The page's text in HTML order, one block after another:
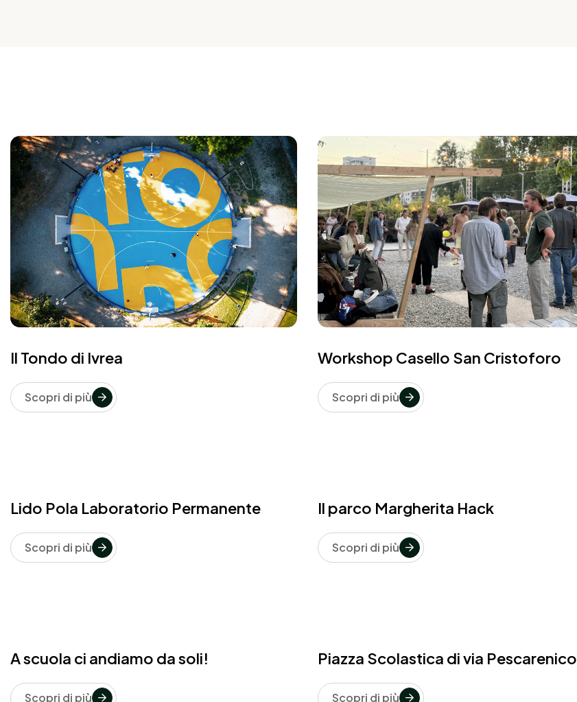
Il Tondo di Ivrea
Scopri di più
Workshop Casello San Cristoforo
Scopri di più
Lido Pola Laboratorio Permanente
Scopri di più
Il parco Margherita Hack
Scopri di più
A scuola ci andiamo da soli!
Scopri di più
Piazza Scolastica di via Pescarenico
Scopri di più